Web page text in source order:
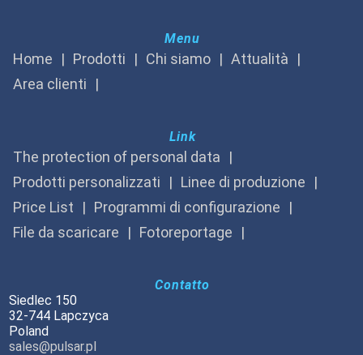
Menu
Home Prodotti Chi siamo
Attualità
Area clienti
Link
The protection of personal data
Prodotti personalizzati
Linee di produzione
Price List
Programmi di configurazione
File da scaricare
Fotoreportage
Contatto
Siedlec 150
32-744 Lapczyca
Poland
sales@pulsar.pl